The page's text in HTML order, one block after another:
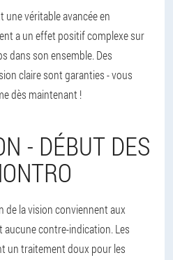
une véritable avancée en
a un effet positif complexe sur
dans son ensemble. Des
claire sont garanties - vous
dès maintenant !
- DÉBUT DES
de la vision conviennent aux
contre-indication. Les
un traitement doux pour les